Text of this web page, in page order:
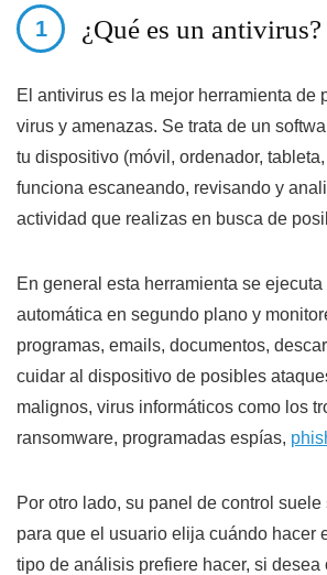
¿Qué es un antivirus?
El antivirus es la mejor herramienta de
virus y amenazas. Se trata de un
tu dispositivo (móvil, ordenador,
funciona escaneando, revisando y
actividad que realizas en busca de
En general esta herramienta se ejecuta
automática en segundo plano y
programas, emails, documentos,
cuidar al dispositivo de posibles
malignos, virus informáticos como los
ransomware, programadas espías,
Por otro lado, su panel de control
para que el usuario elija cuándo hacer
tipo de análisis prefiere hacer, si desea